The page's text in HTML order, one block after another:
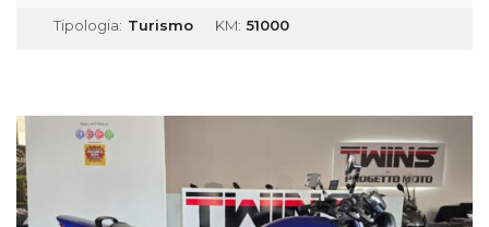
Tipologia: Turismo KM: 51000